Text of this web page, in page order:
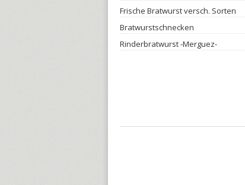
Frische Bratwurst versch. Sorten
Bratwurstschnecken
Rinderbratwurst -Merguez-